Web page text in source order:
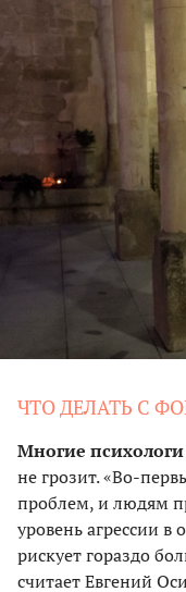
ЧТО ДЕЛАТЬ С
Многие
не грозит. «Во-
проблем, и людям
уровень агрессии
рискует гораздо
считает Евгений